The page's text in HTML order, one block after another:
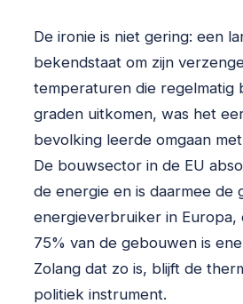
De ironie is niet gering: een
bekendstaat om zijn
temperaturen die regelmatig
graden uitkomen, was het
bevolking leerde omgaan
De bouwsector in de EU
de energie en is daarmee de
energieverbruiker in Europa,
75% van de gebouwen is
Zolang dat zo is, blijft de
politiek instrument.